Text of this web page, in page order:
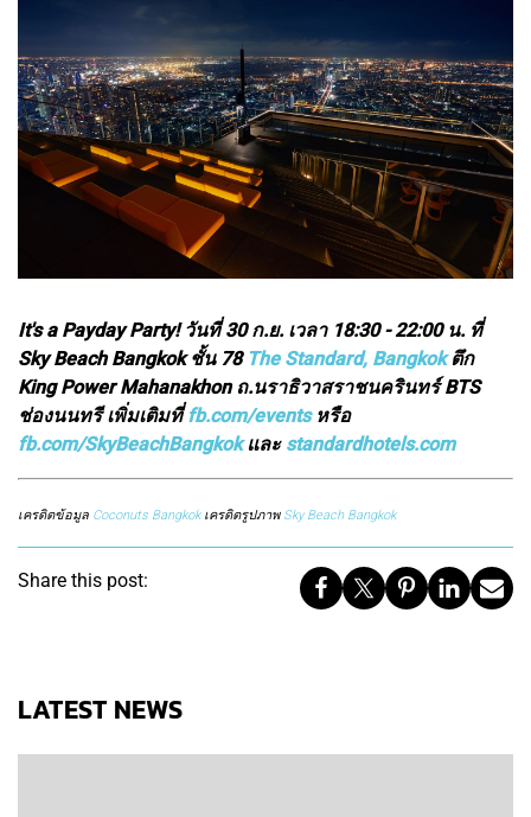
It's a Payday Party! วันที่ 30 ก.ย. เวลา 18:30 - 22:00 น. ที่
Sky Beach Bangkok ชั้น 78 The Standard, Bangkokตึก
King Power Mahanakhon ถ.นราธิวาสราชนครินทร์ BTS
ช่องนนทรี เพิ่มเติมที่fb.com/eventsหรือ
fb.com/SkyBeachBangkokและ standardhotels.com
เครดิตข้อมูล Coconuts Bangkokเครดิตรูปภาพ Sky Beach Bangkok
Share this post:
LATEST NEWS